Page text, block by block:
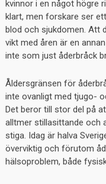
kvinnor i en något högre
klart, men forskare ser
blod och sjukdomen. Att
vikt med åren är en
inte som just åderbråck
Åldersgränsen för
inte ovanligt med tjugo-
Det beror till stor del på
alltmer stillasittande och
stiga. Idag är halva
överviktig och förutom
hälsoproblem, både